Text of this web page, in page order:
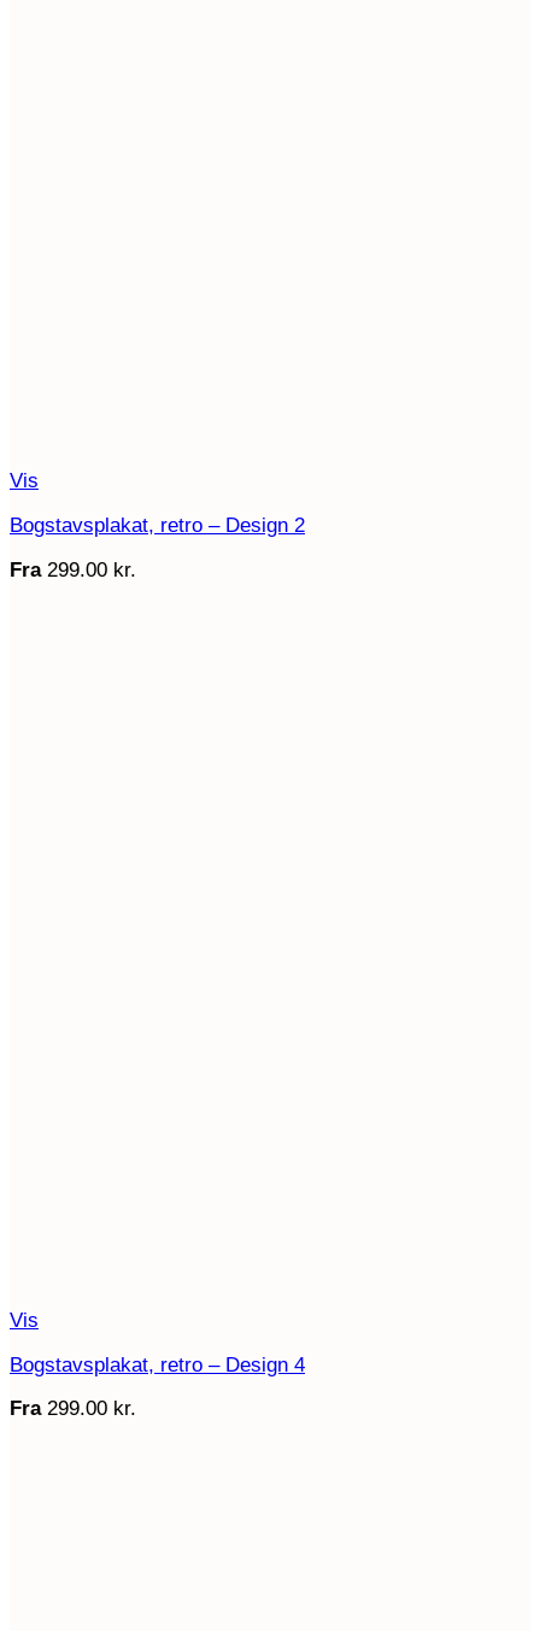
Vis
Bogstavsplakat, retro – Design 2
Fra 299.00 kr.
Vis
Bogstavsplakat, retro – Design 4
Fra 299.00 kr.